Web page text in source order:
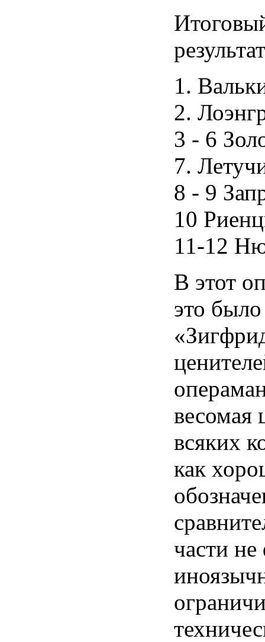
1.
2.
3 - 6
7.
8 - 9
10
11-12
В этот
это
весомая
всяких
как
части